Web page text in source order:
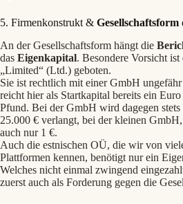
5. Firmenkonstrukt & Gesellschaftsform
An der Gesellschaftsform hängt die
das Eigenkapital. Besondere Vorsicht ist
„Limited“ (Ltd.) geboten.
Sie ist rechtlich mit einer GmbH
reicht hier als Startkapital bereits ein
Pfund. Bei der GmbH wird dagegen
25.000 € verlangt, bei der kleinen
auch nur 1 €.
Auch die estnischen OÜ, die wir von
Plattformen kennen, benötigt nur ein
Welches nicht einmal zwingend
zuerst auch als Forderung gegen die